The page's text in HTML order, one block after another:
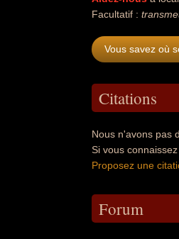
Facultatif :
Vous savez où
Citations
Nous n'avons pas
Si vous
Proposez une
Forum